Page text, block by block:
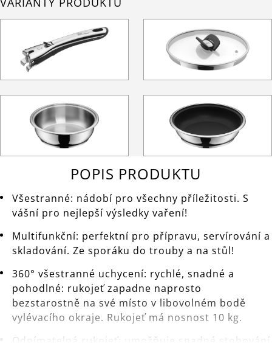
POPIS PRODUKTU
Všestranné: nádobí pro všechny příležitosti. S
vášní pro nejlepší výsledky vaření!
Multifunkční: perfektní pro přípravu, servírování a
skladování. Ze sporáku do trouby a na stůl!
360° všestranné uchycení: rychlé, snadné a
pohodlné: rukojeť zapadne naprosto
bezstarostně na své místo v libovolném bodě
vylévacího okraje. Rukojeť má nosnost 10 kg.